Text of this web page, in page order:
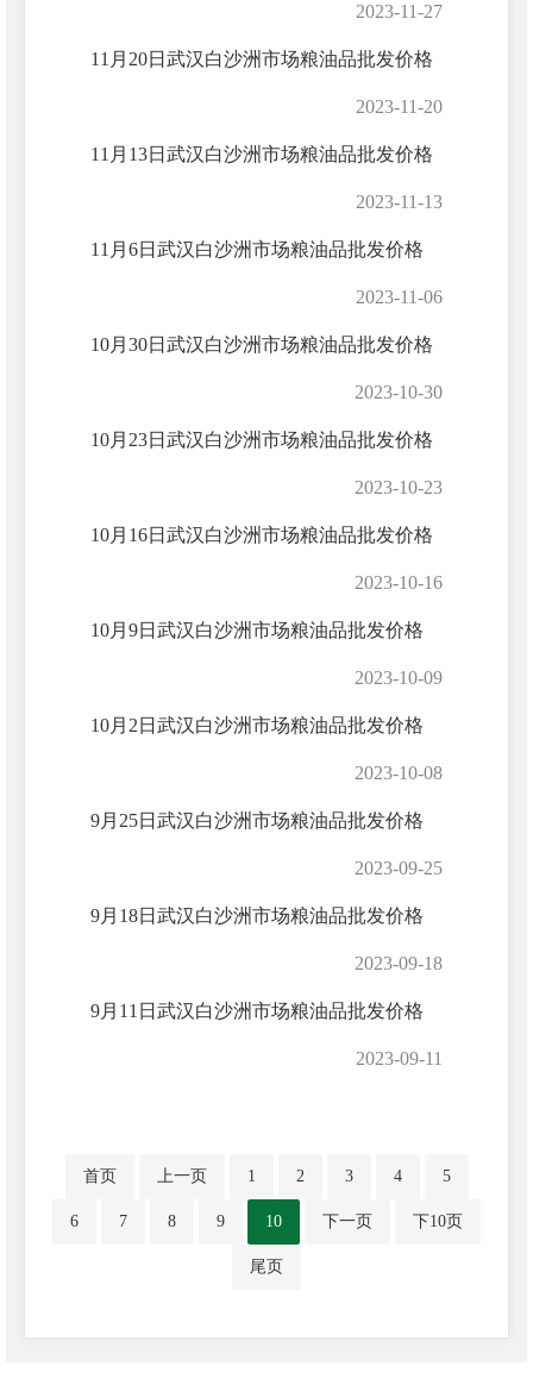
2023-11-27
11月20日武汉白沙洲市场粮油品批发价格
2023-11-20
11月13日武汉白沙洲市场粮油品批发价格
2023-11-13
11月6日武汉白沙洲市场粮油品批发价格
2023-11-06
10月30日武汉白沙洲市场粮油品批发价格
2023-10-30
10月23日武汉白沙洲市场粮油品批发价格
2023-10-23
10月16日武汉白沙洲市场粮油品批发价格
2023-10-16
10月9日武汉白沙洲市场粮油品批发价格
2023-10-09
10月2日武汉白沙洲市场粮油品批发价格
2023-10-08
9月25日武汉白沙洲市场粮油品批发价格
2023-09-25
9月18日武汉白沙洲市场粮油品批发价格
2023-09-18
9月11日武汉白沙洲市场粮油品批发价格
2023-09-11
首页 上一页 1 2 3 4 5
6 7 8 9 10 下一页 下10页
尾页